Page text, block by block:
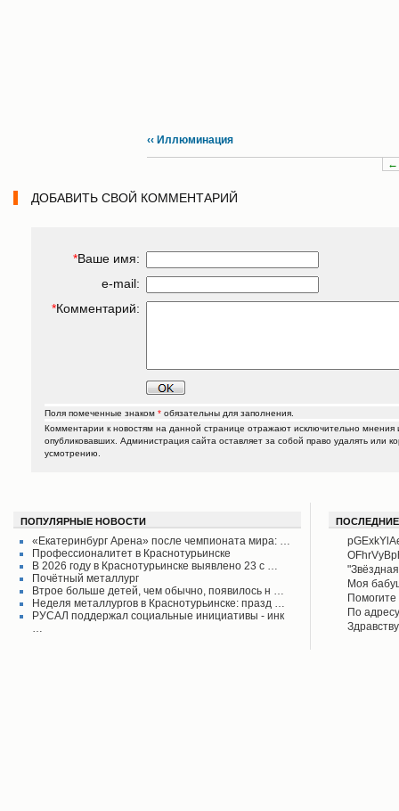
‹‹ Иллюминация
←
ДОБАВИТЬ СВОЙ КОММЕНТАРИЙ
*Ваше имя:
e-mail:
*Комментарий:
Поля помеченные знаком * обязательны для заполнения.
Комментарии к новостям на данной странице отражают исключительно мнения
опубликовавших. Администрация сайта оставляет за собой право удалять или
усмотрению.
ПОПУЛЯРНЫЕ НОВОСТИ
«Екатеринбург Арена» после чемпионата мира: …
Профессионалитет в Краснотурьинске
В 2026 году в Краснотурьинске выявлено 23 с …
Почётный металлург
Втрое больше детей, чем обычно, появилось н …
Неделя металлургов в Краснотурьинске: празд …
РУСАЛ поддержал социальные инициативы - инк
…
своего
поднял
Моя
Айрих
в
По